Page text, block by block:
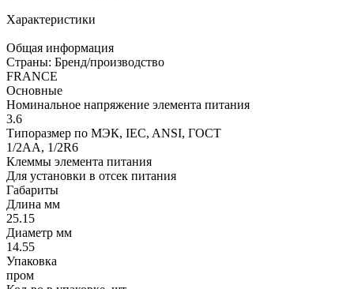
Характеристики
Общая информация
Страны: Бренд/производство
FRANCE
Основные
Номинальное напряжение элемента питания
3.6
Типоразмер по МЭК, IEC, ANSI, ГОСТ
1/2AA, 1/2R6
Клеммы элемента питания
Для установки в отсек питания
Габариты
Длина мм
25.15
Диаметр мм
14.55
Упаковка
пром